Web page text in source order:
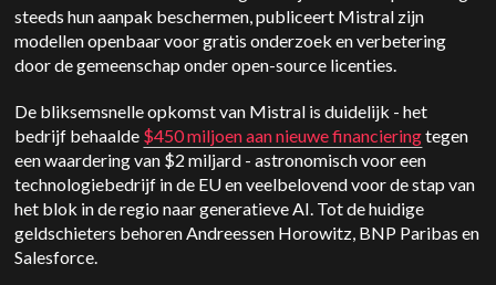
steeds hun aanpak beschermen, publiceert Mistral zijn
modellen openbaar voor gratis onderzoek en verbetering
door de gemeenschap onder open-source licenties.
De bliksemsnelle opkomst van Mistral is duidelijk - het
bedrijf behaalde $450 miljoen aan nieuwe financieringtegen
een waardering van $2 miljard - astronomisch voor een
technologiebedrijf in de EU en veelbelovend voor de stap van
het blok in de regio naar generatieve AI. Tot de huidige
geldschieters behoren Andreessen Horowitz, BNP Paribas en
Salesforce.